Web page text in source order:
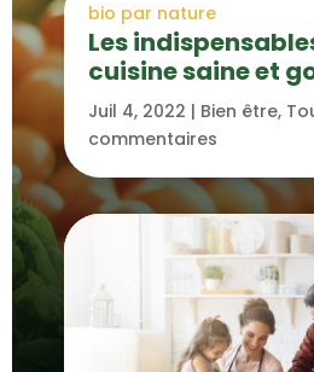
bio par nature
Les
cuisine saine et
Juil 4, 2022 | Bien être,
commentaires